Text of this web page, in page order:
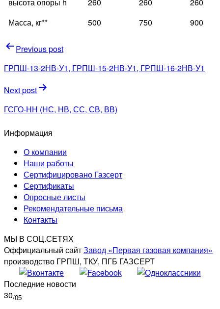
Масса, кг**
500 750 900
Навигация
по
записям
Previous post
ГРПШ-13-2НВ-У1, ГРПШ-15-2НВ-У1, ГРПШ-16-2НВ-У1
Next post
ГСГО-НН (НС, НВ, СС, СВ, ВВ)
Информация
О компании
Наши работы
Сертифицировано Газсерт
Сертификаты
Опросные листы
Рекомендательные письма
Контакты
МЫ В СОЦ.СЕТЯХ
Оффициальный сайтЗавод «Первая газовая компания»
производство ГРПШ, ТКУ, ПГБ ГАЗСЕРТ
Последние новости
30/05